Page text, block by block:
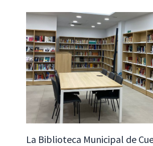
La Biblioteca Municipal de